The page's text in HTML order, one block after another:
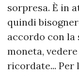
sorpresa. È in
quindi
accordo con la
moneta,
ricordate...